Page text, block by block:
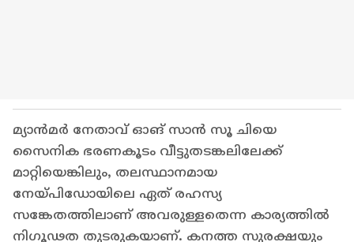
മ്യാൻമർ നേതാവ് ഓങ് സാൻ സൂ ചിയെ
സൈനിക ഭരണകൂടം വീട്ടുതടങ്കലിലേക്ക്
മാറ്റിയെങ്കിലും, തലസ്ഥാനമായ
നേയ്പിഡോയിലെ ഏത് രഹസ്യ
സങ്കേതത്തിലാണ് അവരുള്ളതെന്ന കാര്യത്തിൽ
നിഗൂഢത തുടരുകയാണ്. കനത്ത സുരക്ഷയും